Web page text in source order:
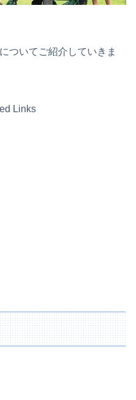
ついてご紹介していきま
Links